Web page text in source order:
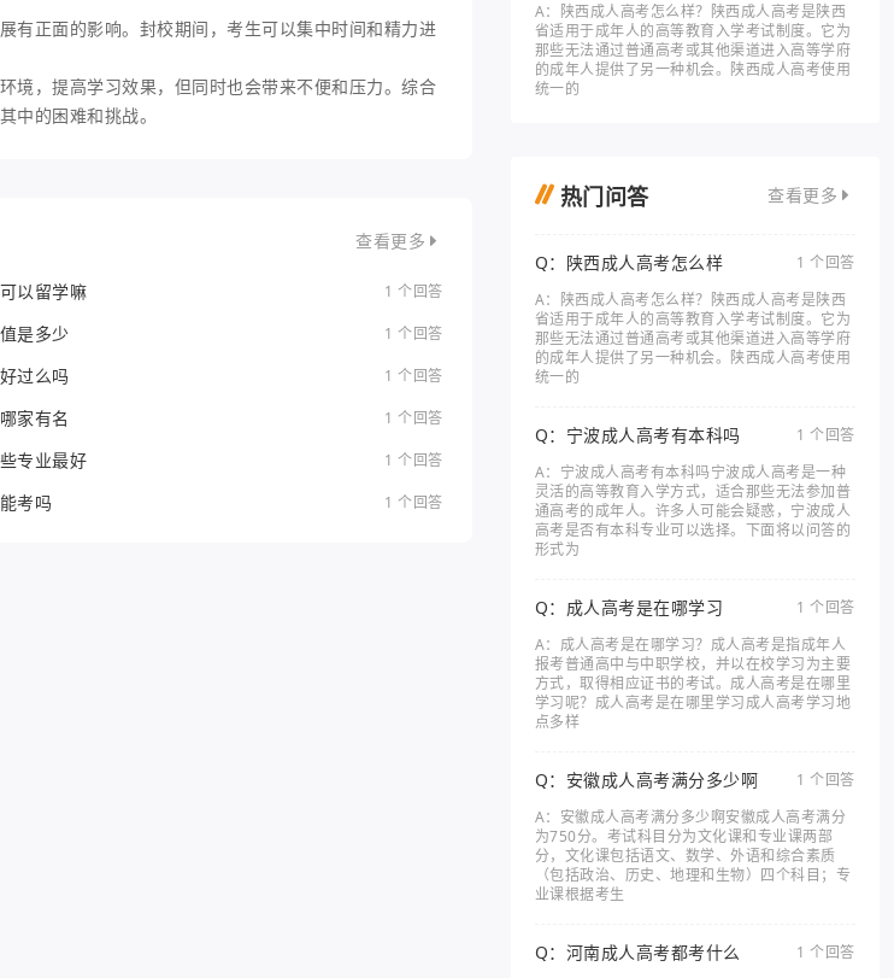
有正面的影响。封校期间，考生可以集中时间和精力进
境，提高学习效果，但同时也会带来不便和压力。综合
中的困难和挑战。
查看更多
以留学嘛 1 个回答
是多少 1 个回答
过么吗 1 个回答
家有名 1 个回答
专业最好 1 个回答
考吗 1 个回答
A：陕西成人高考怎么样？陕西成人高考是陕西
省适用于成年人的高等教育入学考试制度。它为
那些无法通过普通高考或其他渠道进入高等学府
的成年人提供了另一种机会。陕西成人高考使用
统一的
热门问答 查看更多
Q：陕西成人高考怎么样
1 个回答
A：陕西成人高考怎么样？陕西成人高考是陕西
省适用于成年人的高等教育入学考试制度。它为
那些无法通过普通高考或其他渠道进入高等学府
的成年人提供了另一种机会。陕西成人高考使用
统一的
Q：宁波成人高考有本科吗
1 个回答
A：宁波成人高考有本科吗宁波成人高考是一种
灵活的高等教育入学方式，适合那些无法参加普
通高考的成年人。许多人可能会疑惑，宁波成人
高考是否有本科专业可以选择。下面将以问答的
形式为
Q：成人高考是在哪学习
1 个回答
A：成人高考是在哪学习？成人高考是指成年人
报考普通高中与中职学校，并以在校学习为主要
方式，取得相应证书的考试。成人高考是在哪里
学习呢？成人高考是在哪里学习成人高考学习地
点多样
Q：安徽成人高考满分多少啊
1 个回答
A：安徽成人高考满分多少啊安徽成人高考满分
为750分。考试科目分为文化课和专业课两部
分，文化课包括语文、数学、外语和综合素质
（包括政治、历史、地理和生物）四个科目；专
业课根据考生
Q：河南成人高考都考什么
1 个回答